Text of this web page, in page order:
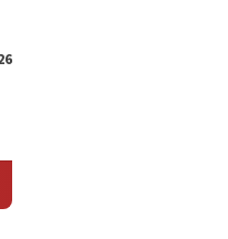
dan Semangat Bela